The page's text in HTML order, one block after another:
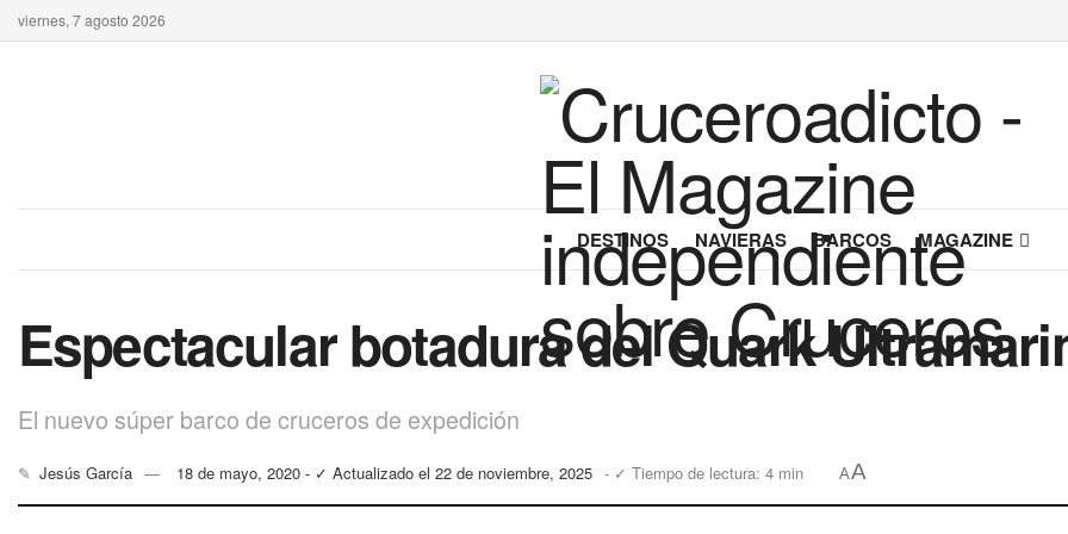
viernes, 7 agosto 2026
DESTINOS NAVIERAS BARCOS MAGAZINE
Espectacular botadura del Quark
El nuevo súper barco de cruceros de expedición
✎ Jesús García 18 de mayo, 2020 - ✓ Actualizado el 22 de noviembre, 2025 - ✓ Tiempo de lectura: 4 min AA